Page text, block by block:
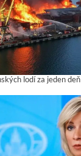
lodí za jeden deň